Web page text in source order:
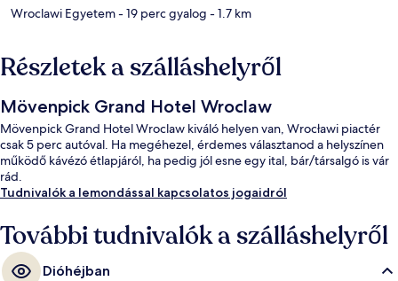
Wroclawi Egyetem- 19 perc gyalog - 1.7 km
Részletek a szálláshelyről
Mövenpick Grand Hotel Wroclaw
Mövenpick Grand Hotel Wroclaw kiváló helyen van, Wrocławi piactér
csak 5 perc autóval. Ha megéhezel, érdemes választanod a helyszínen
működő kávézó étlapjáról, ha pedig jól esne egy ital, bár/társalgó is vár
rád.
Tudnivalók a lemondással kapcsolatos jogaidról
További tudnivalók a szálláshelyről
Dióhéjban